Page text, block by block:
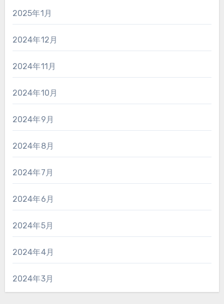
2025年1月
2024年12月
2024年11月
2024年10月
2024年9月
2024年8月
2024年7月
2024年6月
2024年5月
2024年4月
2024年3月